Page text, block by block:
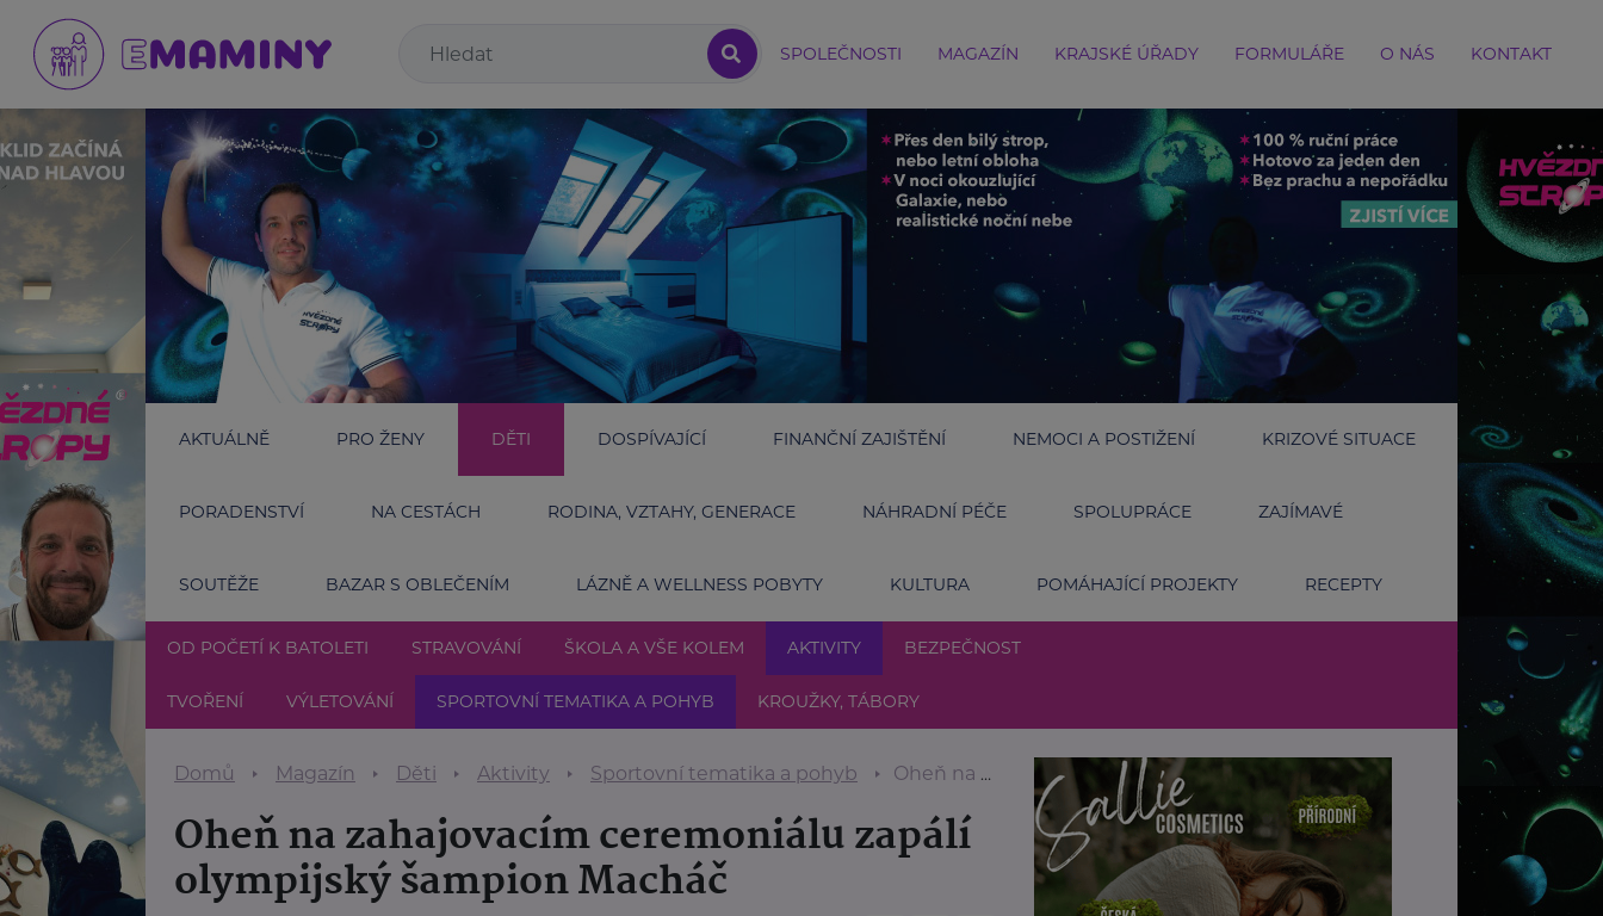
SPOLEČNOSTI MAGAZÍN KRAJSKÉ ÚŘADY FORMULÁŘE O NÁS KONTAKT
AKTUÁLNĚ PRO ŽENY DĚTI DOSPÍVAJÍCÍ FINANČNÍ ZAJIŠTĚNÍ NEMOCI A POSTIŽENÍ KRIZOVÉ SITUACE
PORADENSTVÍ NA CESTÁCH RODINA, VZTAHY, GENERACE NÁHRADNÍ PÉČE SPOLUPRÁCE ZAJÍMAVÉ
SOUTĚŽE BAZAR S OBLEČENÍM LÁZNĚ A WELLNESS POBYTY KULTURA POMÁHAJÍCÍ PROJEKTY RECEPTY
OD POČETÍ K BATOLETI STRAVOVÁNÍ ŠKOLA A VŠE KOLEM AKTIVITY BEZPEČNOST
TVOŘENÍ VÝLETOVÁNÍ SPORTOVNÍ TEMATIKA A POHYB KROUŽKY, TÁBORY
Domů Magazín Děti Aktivity Sportovní tematika a pohyb Oheň na zahajovacím ceremoniálu zapálí olympijský šampion Macháč
Oheň na zahajovacím ceremoniálu zapálí
olympijský šampion Macháč